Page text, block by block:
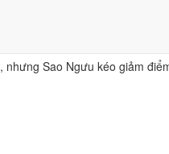
, nhưng Sao Ngưu kéo giảm